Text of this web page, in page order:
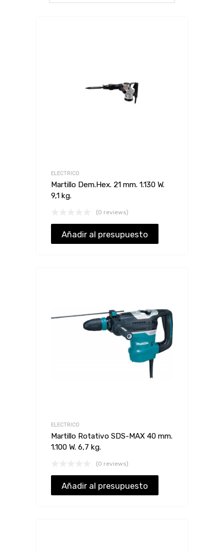
ELECTRICO
Martillo Dem.Hex. 21 mm. 1.130 W.
9,1 kg.
(0 reviews)
Añadir al presupuesto
ELECTRICO
Martillo Rotativo SDS-MAX 40 mm.
1.100 W. 6,7 kg.
(0 reviews)
Añadir al presupuesto